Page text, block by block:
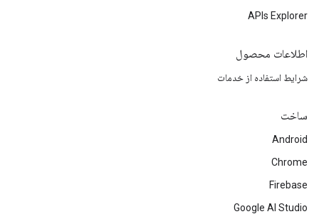
APIs Explorer
اطلاعات محصول
شرایط استفاده از خدمات
ساخت
Android
Chrome
Firebase
Google AI Studio